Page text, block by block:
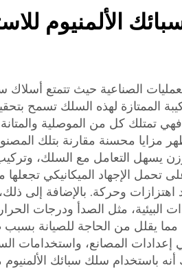
الألمنيوم
الصناعية حيث تتمتع أسلاك
الممتازة لهذه السلك تسمح
فهي تمتلك كل من الموصلية
مزايا محسنة مقارنة بتلك
يسهل التعامل مع السلك،
تحمل الإجهاد الميكانيكي تجعلها
اهتزازات وحركة. بالإضافة إلى
البيئية، مثل الصدأ ودرجات
مما يقلل من الحاجة للصيانة
المصانع، واستخدامات